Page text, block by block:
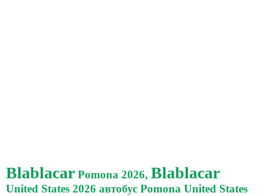
Blablacar Pomona 2026, Blablacar
United States 2026 автобус Pomona United States